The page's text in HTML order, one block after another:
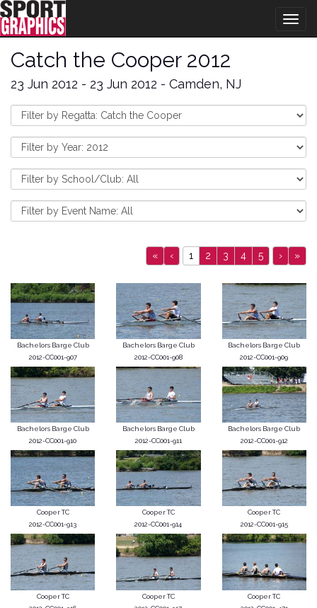
Catch the Cooper 2012
23 Jun 2012 - 23 Jun 2012 - Camden, NJ
« ‹ 1 2 3 4 5 › »
Bachelors Barge Club
2012-CC001-907
Bachelors Barge Club
2012-CC001-908
Bachelors Barge Club
2012-CC001-909
Bachelors Barge Club
2012-CC001-910
Bachelors Barge Club
2012-CC001-911
Bachelors Barge Club
2012-CC001-912
Cooper TC
2012-CC001-913
Cooper TC
2012-CC001-914
Cooper TC
2012-CC001-915
Cooper TC
Cooper TC
Cooper TC